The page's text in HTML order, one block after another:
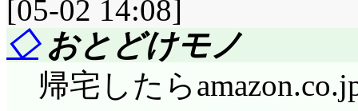
[05-02 14:08]
◇おとどけモノ
帰宅したら